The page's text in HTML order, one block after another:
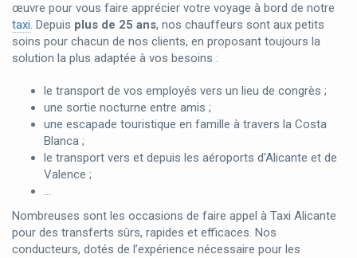
œuvre pour vous faire apprécier votre voyage à bord de notre
taxi. Depuis plus de 25 ans, nos chauffeurs sont aux petits
soins pour chacun de nos clients, en proposant toujours la
solution la plus adaptée à vos besoins :
le transport de vos employés vers un lieu de congrès ;
une sortie nocturne entre amis ;
une escapade touristique en famille à travers la Costa
Blanca ;
le transport vers et depuis les aéroports d’Alicante et de
Valence ;
…
Nombreuses sont les occasions de faire appel à Taxi Alicante
pour des transferts sûrs, rapides et efficaces. Nos
conducteurs, dotés de l’expérience nécessaire pour les